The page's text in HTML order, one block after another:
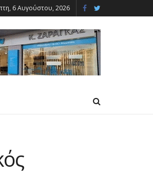
6 Αυγούστου, 2026